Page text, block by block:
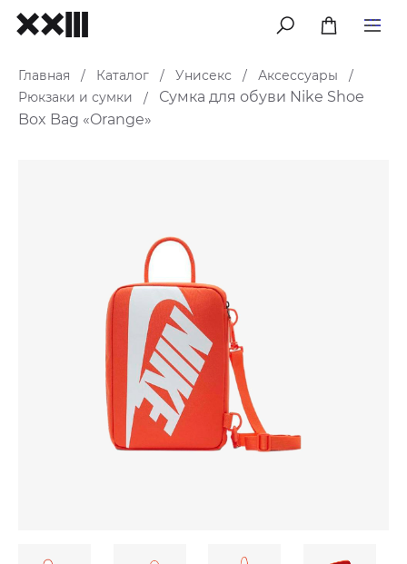
меню
Главная / Каталог / Унисекс / Аксессуары
/
Рюкзаки и сумки
/
Сумка для обуви Nike Shoe
Box Bag «Orange»